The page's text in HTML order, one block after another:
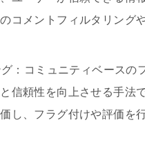
コメントフィルタリング
：コミュニティベースの
信頼性を向上させる手法で
し、フラグ付けや評価を